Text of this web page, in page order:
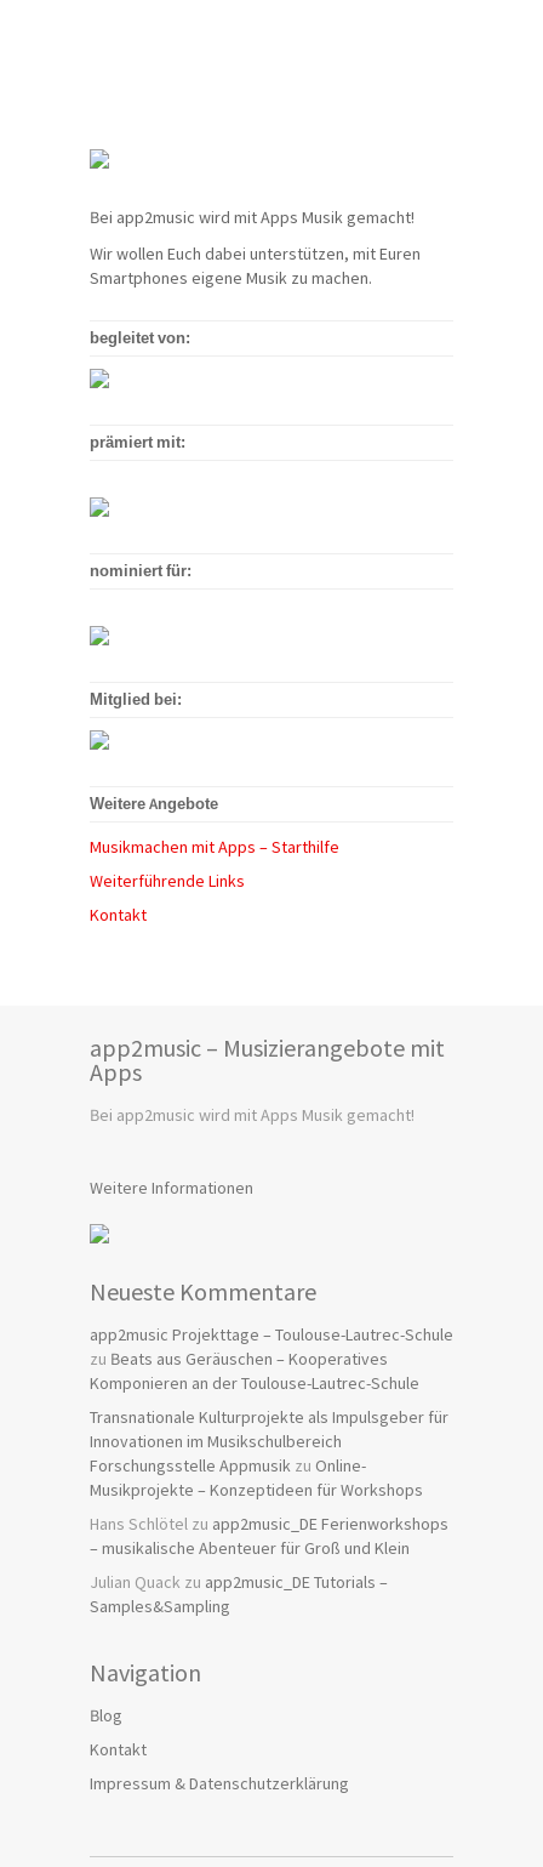
Bei app2music wird mit Apps Musik gemacht!
Wir wollen Euch dabei unterstützen, mit Euren
Smartphones eigene Musik zu machen.
begleitet von:
prämiert mit:
nominiert für:
Mitglied bei:
Weitere Angebote
Musikmachen mit Apps – Starthilfe
Weiterführende Links
Kontakt
app2music – Musizierangebote mit
Apps
Bei app2music wird mit Apps Musik gemacht!
Weitere Informationen
Neueste Kommentare
app2music Projekttage – Toulouse-Lautrec-Schule
zu Beats aus Geräuschen – Kooperatives
Komponieren an der Toulouse-Lautrec-Schule
Transnationale Kulturprojekte als Impulsgeber für
Innovationen im Musikschulbereich
Forschungsstelle Appmusik zu Online-
Musikprojekte – Konzeptideen für Workshops
Hans Schlötel zu app2music_DE Ferienworkshops
– musikalische Abenteuer für Groß und Klein
Julian Quack zu app2music_DE Tutorials –
Samples&Sampling
Navigation
Blog
Kontakt
Impressum & Datenschutzerklärung